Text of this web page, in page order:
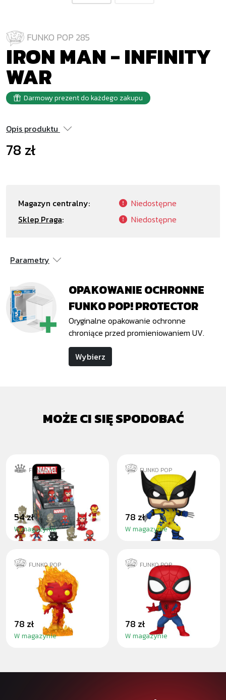
FUNKO POP 285
IRON MAN - INFINITY
WAR
Darmowy prezent do każdego zakupu
Opis produktu
78 zł
Magazyn centralny:
Niedostępne
Sklep Praga: Niedostępne
Parametry
OPAKOWANIE OCHRONNE
FUNKO POP! PROTECTOR
Oryginalne opakowanie ochronne
chroniące przed promieniowaniem UV.
Wybierz
MOŻE CI SIĘ SPODOBAĆ
FUNKO MINIS
MARVEL - MINIS
54 zł
W magazynie
FUNKO POP
WOLVERINE
78 zł
W magazynie
FUNKO POP
HUMAN TORCH -
FANTASTIC FOUR
78 zł
W magazynie
FUNKO POP
SPIDER-MAN NEW
CLASSICS
78 zł
W magazynie